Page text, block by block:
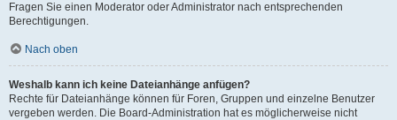
Fragen Sie einen Moderator oder Administrator nach entsprechenden
Berechtigungen.
Nach oben
Weshalb kann ich keine Dateianhänge anfügen?
Rechte für Dateianhänge können für Foren, Gruppen und einzelne Benutzer
vergeben werden. Die Board-Administration hat es möglicherweise nicht